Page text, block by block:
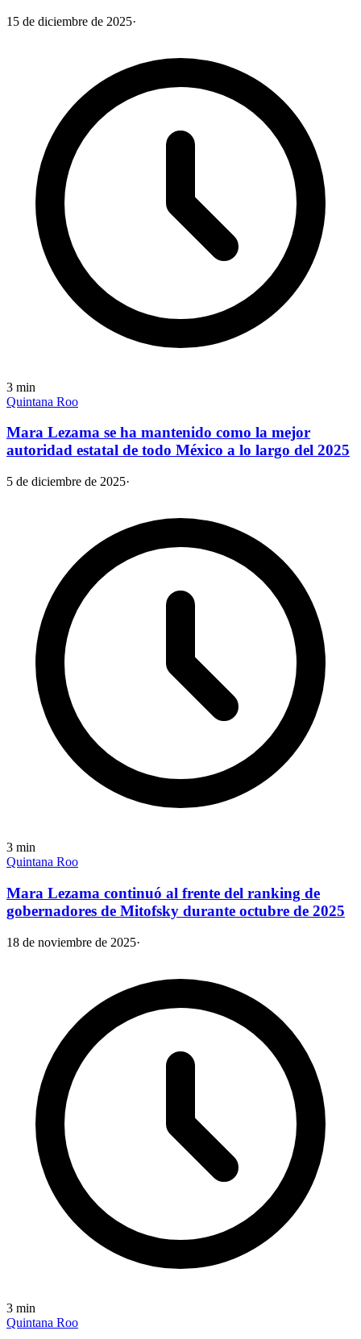
15 de diciembre de 2025·
3 min
Quintana Roo
Mara Lezama se ha mantenido como la mejor
autoridad estatal de todo México a lo largo del 2025
5 de diciembre de 2025·
3 min
Quintana Roo
Mara Lezama continuó al frente del ranking de
gobernadores de Mitofsky durante octubre de 2025
18 de noviembre de 2025·
3 min
Quintana Roo